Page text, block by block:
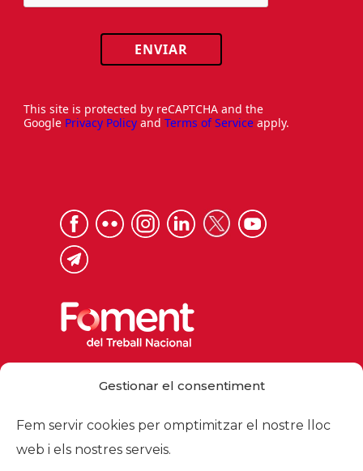
Gestionar el consentiment
Fem servir cookies per omptimitzar el nostre lloc
web i els nostres serveis.
ENVIAR
This site is protected by reCAPTCHA and the
Google Privacy Policy and Terms of Service apply.
foment@foment.com